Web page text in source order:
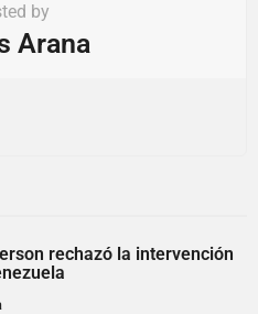
by
Arana
rechazó la intervención